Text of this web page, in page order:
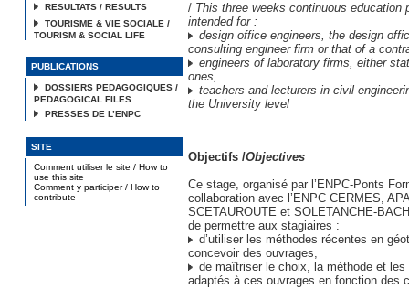
RESULTATS / RESULTS
TOURISME & VIE SOCIALE /
TOURISM & SOCIAL LIFE
PUBLICATIONS
DOSSIERS PEDAGOGIQUES /
PEDAGOGICAL FILES
PRESSES DE L’ENPC
SITE
Comment utiliser le site / How to
use this site
Comment y participer / How to
contribute
/ This three weeks continuous education
intended for :
design office engineers, the design
consulting engineer firm or that of a
engineers of laboratory firms, either
ones,
teachers and lecturers in civil
the University level
Objectifs /Objectives
Ce stage, organisé par l’ENPC-Ponts
collaboration avec l’ENPC CERMES,
SCETAUROUTE et SOLETANCHE-
de permettre aux stagiaires :
d’utiliser les méthodes récentes en
concevoir des ouvrages,
de maîtriser le choix, la méthode et les
adaptés à ces ouvrages en fonction des